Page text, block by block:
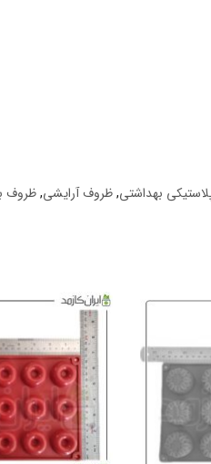
بهداشتی,ظروف آرایشی,ظروف